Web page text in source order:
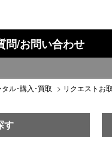
問/お問い合わせ
ル･購入･買取 > リクエストお
す